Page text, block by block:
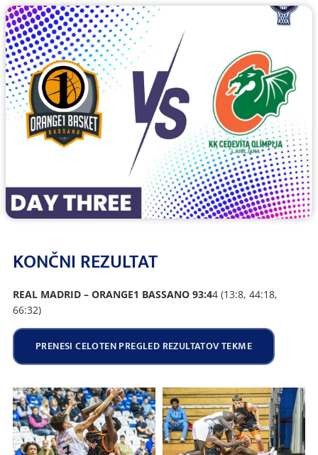
KONČNI REZULTAT
REAL MADRID – ORANGE1 BASSANO 93:44 (13:8, 44:18,
66:32)
PRENESI CELOTEN PREGLED REZULTATOV TEKME